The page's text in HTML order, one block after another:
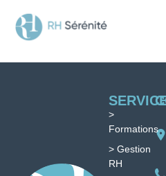
>
Formations
> Gestion
RH